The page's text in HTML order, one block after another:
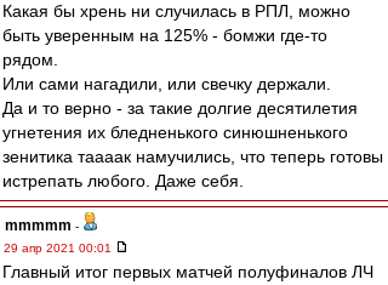
Какая бы хрень ни случилась в РПЛ, можно
быть уверенным на 125% - бомжи где-то
рядом.
Или сами нагадили, или свечку держали.
Да и то верно - за такие долгие десятилетия
угнетения их бледненького синюшненького
зенитика таааак намучились, что теперь готовы
истрепать любого. Даже себя.
mmmmm -
29 апр 2021 00:01
Главный итог первых матчей полуфиналов ЛЧ